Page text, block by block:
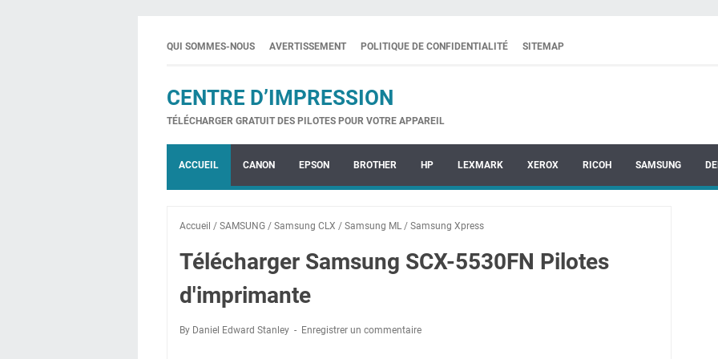
QUI SOMMES-NOUS AVERTISSEMENT POLITIQUE DE CONFIDENTIALITÉ SITEMAP
CENTRE D’IMPRESSION
TÉLÉCHARGER GRATUIT DES PILOTES POUR VOTRE APPAREIL
ACCUEIL CANON EPSON BROTHER HP LEXMARK XEROX RICOH SAMSUNG
Accueil / SAMSUNG / Samsung CLX / Samsung ML / Samsung Xpress
Télécharger Samsung SCX-5530FN Pilotes
d'imprimante
By Daniel Edward Stanley Enregistrer un commentaire